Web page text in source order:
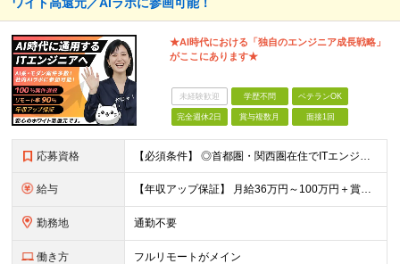
★AI時代における「独自のエンジニア成⻑戦略」
がここにあります★
未経験歓迎 学歴不問 ベテランOK
完全週休2日 賞与複数月 面接1回
応募資格 【必須条件】 ◎首都圏・関西圏在住でITエンジニアとしての実務経験が3年以上ある⽅（開発・インフラいずれも歓迎） →首都圏（東京、神奈川、千葉、埼玉）、関西圏（大阪、兵庫、京都）在住のITエンジニア採
給与 【年収アップ保証】 月給36万円～100万円＋賞与（年3回）＋諸手当 ◆想定年収432万円〜1200万円(経験・スキルを考慮し決定) ※年収アップ保証付帯 ◆基本給には⽉20時間分の固定残業代(31,
勤務地 通勤不要
働き方 フルリモートがメイン